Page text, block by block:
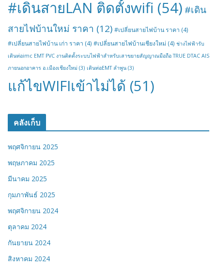
#เดินสายLAN ติดตั้งwifi (54) #เดิน
สายไฟบ้านใหม่ ราคา (12) #เปลี่ยนสายไฟบ้าน ราคา (4)
#เปลี่ยนสายไฟบ้าน เก่า ราคา (4) #เปลี่ยนสายไฟบ้านเชียงใหม่ (4) ช่างไฟฟ้ารับ
เดินท่อimc EMT PVC งานติดตั้งระบบไฟฟ้าสำหรับเสาขยายสัญญาณมือถือ TRUE DTAC AIS
ภายนอกอาคาร อ.เมืองเชียงใหม่ (3) เดินท่อEMT ลำพูน (3)
แก้ไขWIFIเข้าไม่ได้ (51)
คลังเก็บ
พฤศจิกายน 2025
พฤษภาคม 2025
มีนาคม 2025
กุมภาพันธ์ 2025
พฤศจิกายน 2024
ตุลาคม 2024
กันยายน 2024
สิงหาคม 2024